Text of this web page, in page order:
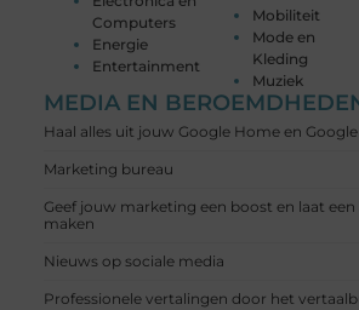
Computers
Energie
Entertainment
Mobiliteit
Mode en
Kleding
Muziek
MEDIA EN
Haal alles uit jouw Google Home en
Marketing bureau
Geef jouw marketing een boost en laat
maken
Nieuws op sociale media
Professionele vertalingen door het